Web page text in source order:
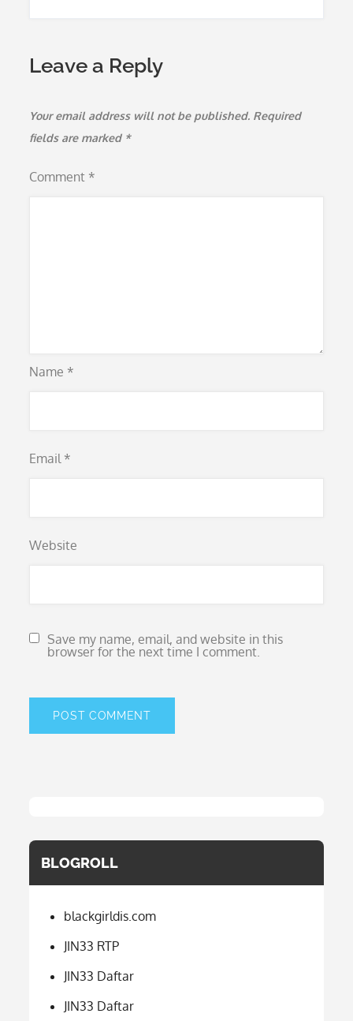
Leave a Reply
Your email address will not be published. Required
fields are marked *
Comment *
Name *
Email *
Website
Save my name, email, and website in this
browser for the next time I comment.
BLOGROLL
blackgirldis.com
JIN33 RTP
JIN33 Daftar
JIN33 Daftar